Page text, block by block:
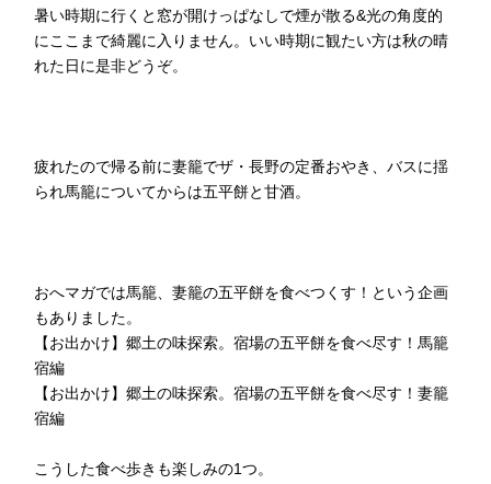
暑い時期に行くと窓が開けっぱなしで煙が散る&光の角度的
にここまで綺麗に入りません。いい時期に観たい方は秋の晴
れた日に是非どうぞ。
疲れたので帰る前に妻籠でザ・長野の定番おやき、バスに揺
られ馬籠についてからは五平餅と甘酒。
おへマガでは馬籠、妻籠の五平餅を食べつくす！という企画
もありました。
【お出かけ】郷土の味探索。宿場の五平餅を食べ尽す！馬籠
宿編
【お出かけ】郷土の味探索。宿場の五平餅を食べ尽す！妻籠
宿編
こうした食べ歩きも楽しみの1つ。